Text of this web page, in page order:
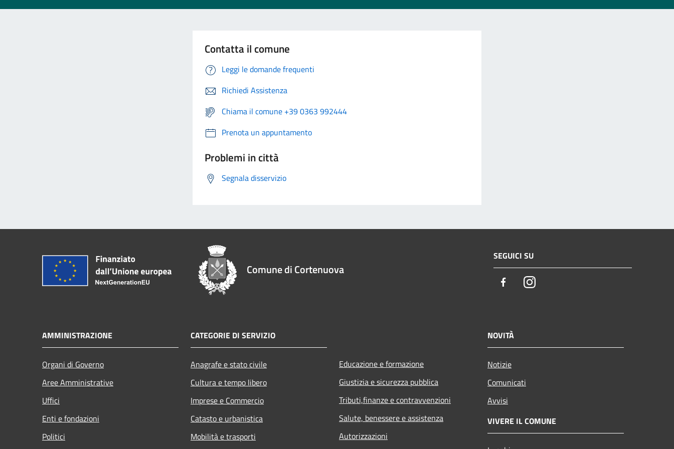
Contatta il comune
Leggi le domande frequenti
Richiedi Assistenza
Chiama il comune +39 0363 992444
Prenota un appuntamento
Problemi in città
Segnala disservizio
Comune di Cortenuova
SEGUICI SU
FacebookInstagram
AMMINISTRAZIONE
Organi di Governo
Aree Amministrative
Uffici
Enti e fondazioni
Politici
CATEGORIE DI SERVIZIO
Anagrafe e stato civile
Cultura e tempo libero
Imprese e Commercio
Catasto e urbanistica
Mobilità e trasporti
Educazione e formazione
Giustizia e sicurezza pubblica
Tributi,finanze e contravvenzioni
Salute, benessere e assistenza
Autorizzazioni
NOVITÀ
Notizie
Comunicati
Avvisi
VIVERE IL COMUNE